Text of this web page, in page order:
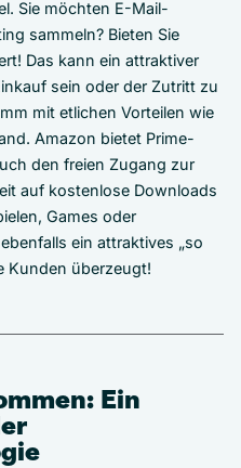
Sie möchten E-Mail-
sammeln? Bieten Sie
Das kann ein attraktiver
sein oder der Zutritt zu
mit etlichen Vorteilen wie
Amazon bietet Prime-
den freien Zugang zur
auf kostenlose Downloads
Games oder
ein attraktives „so
Kunden überzeugt!
Ein